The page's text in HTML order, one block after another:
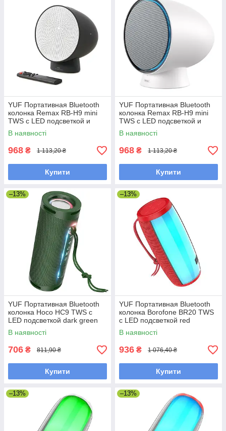
YUF Портативная Bluetooth
колонка Remax RB-H9 mini
TWS с LED подсветкой и
пультом black
В наявності
968 ₴ 1 113,20 ₴
Купити
YUF Портативная Bluetooth
колонка Remax RB-H9 mini
TWS с LED подсветкой и
пультом white
В наявності
968 ₴ 1 113,20 ₴
Купити
–13%
YUF Портативная Bluetooth
колонка Hoco HC9 TWS с
LED подсветкой dark green
В наявності
706 ₴ 811,90 ₴
Купити
–13%
YUF Портативная Bluetooth
колонка Borofone BR20 TWS
с LED подсветкой red
В наявності
936 ₴ 1 076,40 ₴
Купити
–13% –13%